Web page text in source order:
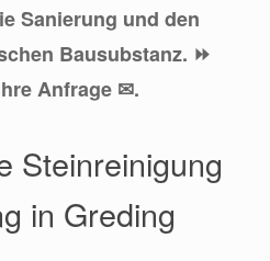
Sanierung und den
Bausubstanz. ⏩
Anfrage ✉.
Steinreinigung
in Greding